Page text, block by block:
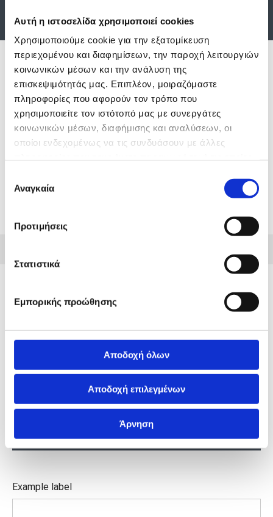
Αυτή η ιστοσελίδα χρησιμοποιεί cookies
Χρησιμοποιούμε cookie για την εξατομίκευση
περιεχομένου και διαφημίσεων, την παροχή λειτουργιών
κοινωνικών μέσων και την ανάλυση της
επισκεψιμότητάς μας. Επιπλέον, μοιραζόμαστε
πληροφορίες που αφορούν τον τρόπο που
χρησιμοποιείτε τον ιστότοπό μας με συνεργάτες
κοινωνικών μέσων, διαφήμισης και αναλύσεων, οι
οποίοι ενδεχομένως να τις συνδυάσουν με άλλες
των υπηρεσιών τους.
συγκατάθεσης
Αναγκαία
Προτιμήσεις
Στατιστικά
Εμπορικής προώθησης
Αποδοχή όλων
Αποδοχή επιλεγμένων
Άρνηση
Example label
Your email
Light Spot Text
Preamble Light dolor sit amet,
tristique velit nunc. Integer at consequat
lacus. In laoreet porttitor semper. Aenean
in ante bibendum, tempus tortor et,
sagittis enim.
Example label